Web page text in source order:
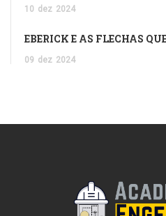
10 dez 2024
EBERICK E AS FLECHAS
09 dez 2024